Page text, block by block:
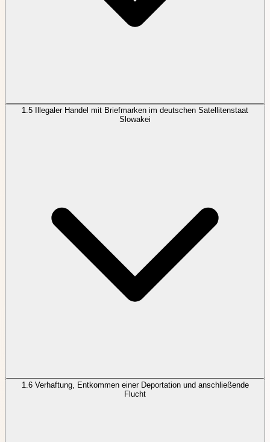
1.5
Illegaler Handel mit Briefmarken im deutschen Satellitenstaat
Slowakei
1.6 Verhaftung, Entkommen einer Deportation und anschließende
Flucht